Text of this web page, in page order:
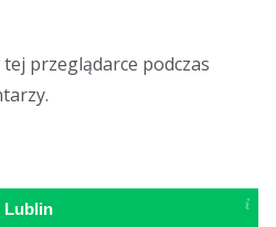
przeglądarce podczas
Lublin